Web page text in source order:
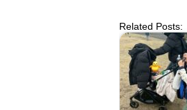
Related Posts: